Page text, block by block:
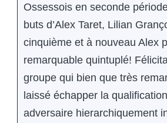
Ossessois en seconde
buts d’Alex Taret, Lilian
cinquième et à nouveau Alex
remarquable quintuplé!
groupe qui bien que très
laissé échapper la
adversaire hierarchiquement